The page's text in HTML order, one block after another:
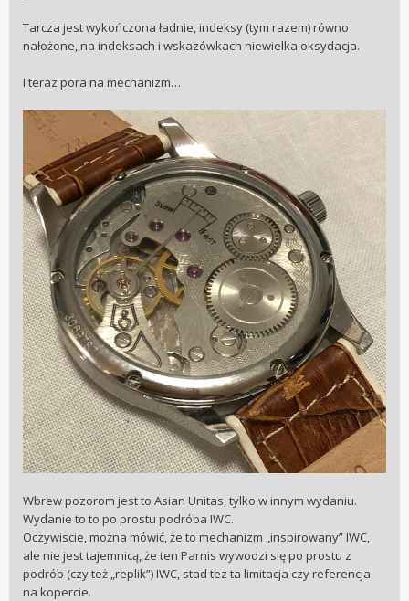
Tarcza jest wykończona ładnie, indeksy (tym razem) równo
nałożone, na indeksach i wskazówkach niewielka oksydacja.
I teraz pora na mechanizm…
Wbrew pozorom jest to Asian Unitas, tylko w innym wydaniu.
Wydanie to to po prostu podróba IWC.
Oczywiscie, można mówić, że to mechanizm „inspirowany” IWC,
ale nie jest tajemnicą, że ten Parnis wywodzi się po prostu z
podrób (czy też „replik”) IWC, stad tez ta limitacja czy referencja
na kopercie.